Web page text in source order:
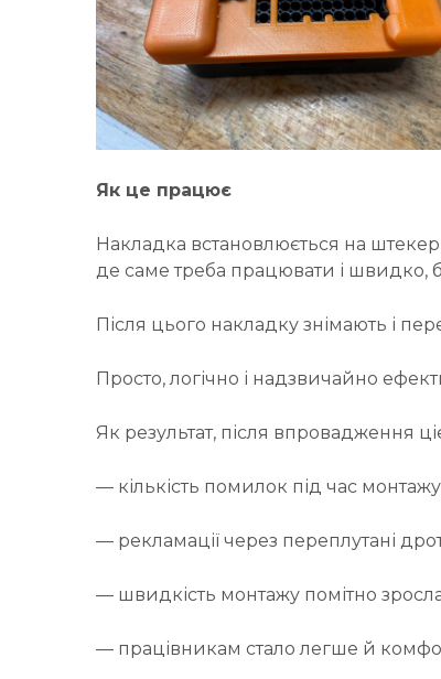
Як це працює
Накладка встановлюється на
де саме треба працювати і швидко,
Після цього накладку знімають і
Просто, логічно і надзвичайно
Як результат, після впровадження
— кількість помилок під час
— рекламації через переплутані
— швидкість монтажу помітно
— працівникам стало легше й